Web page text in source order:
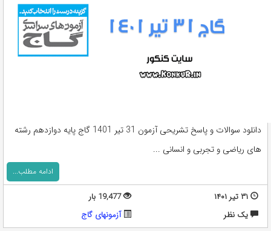
دانلود سوالات و پاسخ تشریحی آزمون 31 تیر 1401 گاج پایه دوازدهم رشته
های ریاضی و تجربی و انسانی ...
ادامه مطلب...
۳۱ تیر ۱۴۰۱
19,477 بار
يک نظر
آزمونهای گاج